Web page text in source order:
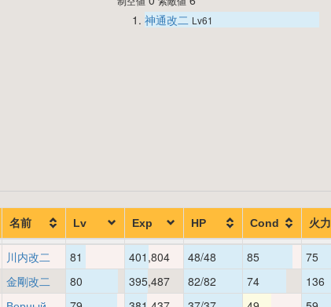
神通改二 Lv61
名前 Lv Exp HP Cond 火力
川内改二 81 401,804 48/48 85 75
金剛改二 80 395,487 82/82 74 136